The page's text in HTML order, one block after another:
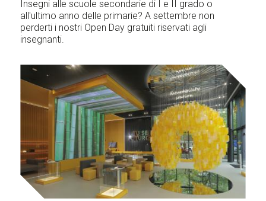
Insegni alle scuole secondarie di I e II grado o
all'ultimo anno delle primarie? A settembre non
perderti i nostri Open Day gratuiti riservati agli
insegnanti.